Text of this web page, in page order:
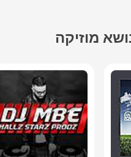
מוזיקה